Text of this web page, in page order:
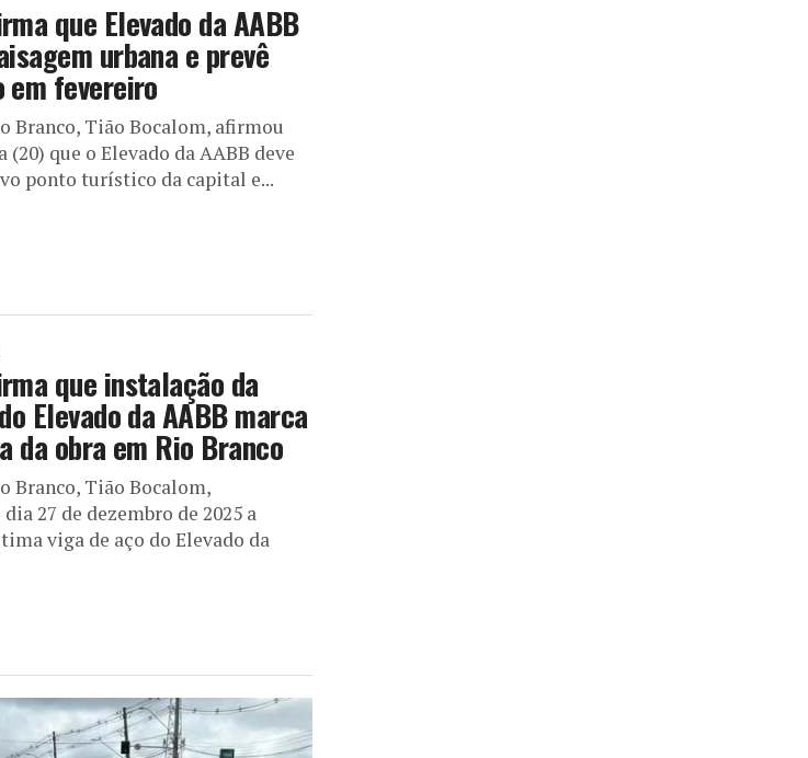
que Elevado da AABB
urbana e prevê
em fevereiro
Branco, Tião Bocalom, afirmou
que o Elevado da AABB deve
ponto turístico da capital e...
que instalação da
Elevado da AABB marca
da obra em Rio Branco
Branco, Tião Bocalom,
27 de dezembro de 2025 a
viga de aço do Elevado da